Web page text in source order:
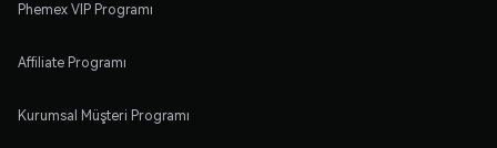
Phemex VIP Programı
Affiliate Programı
Kurumsal Müşteri Programı